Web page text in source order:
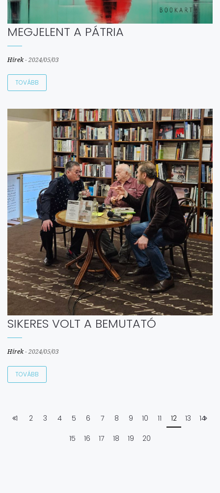
MEGJELENT A PÁTRIA
Hírek - 2024/05/03
TOVÁBB
SIKERES VOLT A BEMUTATÓ
Hírek - 2024/05/03
TOVÁBB
1 2 3 4 5 6 7 8 9 10 11 12 13 14
15 16 17 18 19 20